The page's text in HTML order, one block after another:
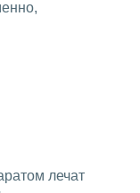
лечат